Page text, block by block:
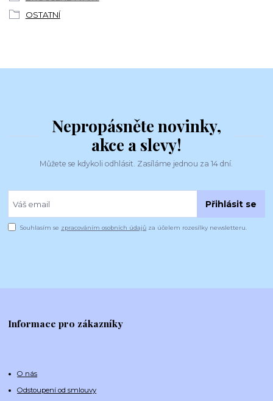
OSTATNÍ
Nepropásněte novinky,
akce a slevy!
Můžete se kdykoli odhlásit. Zasíláme jednou za 14 dní.
Přihlásit se
Souhlasím se zpracováním osobních údajů za účelem rozesílky newsletteru.
Informace pro zákazníky
O nás
Odstoupení od smlouvy